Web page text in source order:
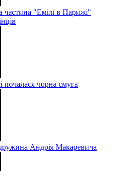
частина "Емілі в Парижі"
почалася чорна смуга
Андрія Макаревича